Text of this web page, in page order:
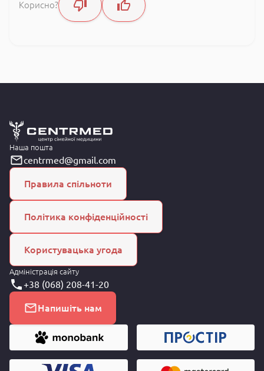
Корисно?
Наша пошта
centrmed@gmail.com
Правила спільноти
Політика конфіденційності
Користувацька угода
Адміністрація сайту
+38 (068) 208-41-20
Напишіть нам